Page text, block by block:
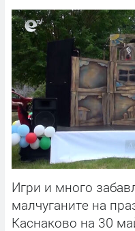
Игри и много
малчуганите на
Каснаково на 30